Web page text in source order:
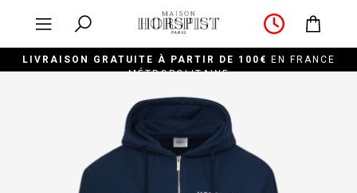
LIVRAISON GRATUITE À PARTIR DE 100€
EN FRANCE
MÉTROPOLITAINE